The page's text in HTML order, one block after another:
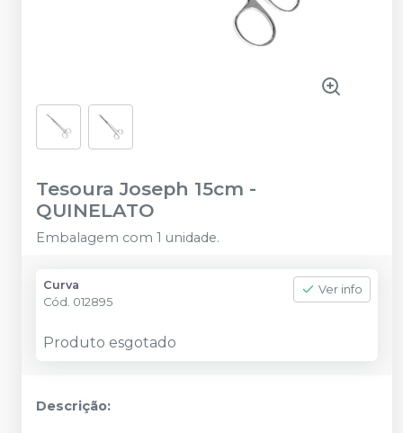
Tesoura Joseph 15cm -
QUINELATO
Embalagem com 1 unidade.
Curva
Cód. 012895
Ver info
Produto esgotado
Descrição: